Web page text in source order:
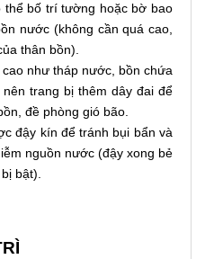
thể bố trí tường hoặc bờ bao
nước (không cần quá cao,
thân bồn).
như tháp nước, bồn chứa
trang bị thêm dây đai để
đề phòng gió bão.
đậy kín để tránh bụi bẩn và
nguồn nước (đậy xong bẻ
bật).